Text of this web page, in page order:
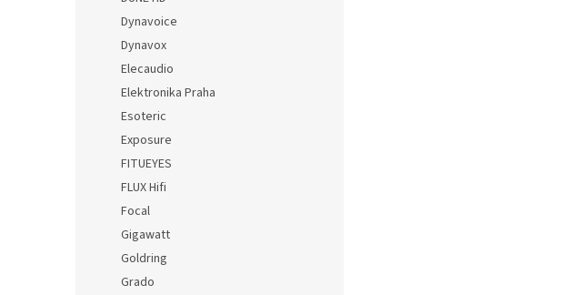
Dynavoice
Dynavox
Elecaudio
Elektronika Praha
Esoteric
Exposure
FITUEYES
FLUX Hifi
Focal
Gigawatt
Goldring
Grado